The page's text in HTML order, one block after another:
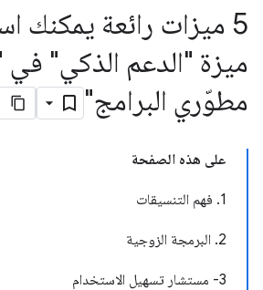
5 ميزات رائعة يمكنك
ميزة "الدعم الذكي" في
مطوّري البرامج"
على هذه الصفحة
1. فهم التنسيقات
2. البرمجة الزوجية
3- مستشار تسهيل الاستخدام